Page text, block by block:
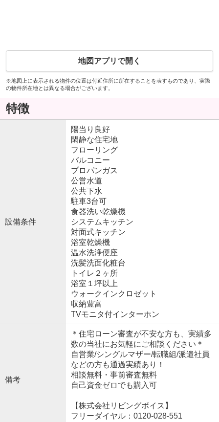
地図アプリで開く
※地図上に表示される物件の位置は付近住所に所在することを表すものであり、実際
の物件所在地とは異なる場合がございます。
特徴
設備条件
陽当り良好
閑静な住宅地
フローリング
バルコニー
プロパンガス
公営水道
公共下水
駐車3台可
食器洗い乾燥機
システムキッチン
対面式キッチン
浴室乾燥機
温水洗浄便座
洗髪洗面化粧台
トイレ２ヶ所
浴室１坪以上
ウォークインクロゼット
収納豊富
TVモニタ付インターホン
備考
＊住宅ローン審査が不安な方も、実績多
数の当社にお気軽にご相談ください＊
自営業/シングルマザー/転職組/派遣社員
などの方も通過実績あり！
相談無料・事前審査無料
自己資金ゼロでも購入可
【株式会社リビングボイス】
フリーダイヤル：0120-028-551